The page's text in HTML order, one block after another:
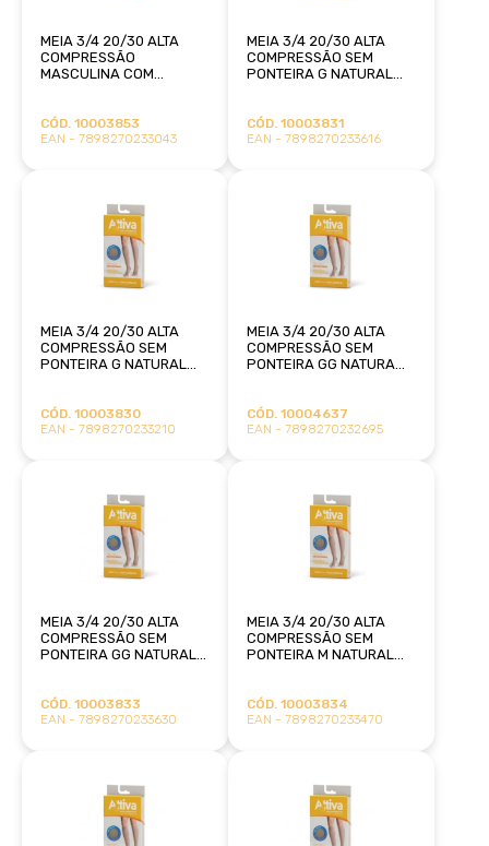
MEIA 3/4 20/30 ALTA
COMPRESSÃO
MASCULINA COM
CÓD. 10003853
EAN - 7898270233043
MEIA 3/4 20/30 ALTA
COMPRESSÃO SEM
PONTEIRA G NATURAL
CÓD. 10003831
EAN - 7898270233616
MEIA 3/4 20/30 ALTA
COMPRESSÃO SEM
PONTEIRA G NATURAL
CÓD. 10003830
EAN - 7898270233210
MEIA 3/4 20/30 ALTA
COMPRESSÃO SEM
PONTEIRA GG NATURA
CÓD. 10004637
EAN - 7898270232695
MEIA 3/4 20/30 ALTA
COMPRESSÃO SEM
PONTEIRA GG NATURAL
CÓD. 10003833
EAN - 7898270233630
MEIA 3/4 20/30 ALTA
COMPRESSÃO SEM
PONTEIRA M NATURAL
CÓD. 10003834
EAN - 7898270233470